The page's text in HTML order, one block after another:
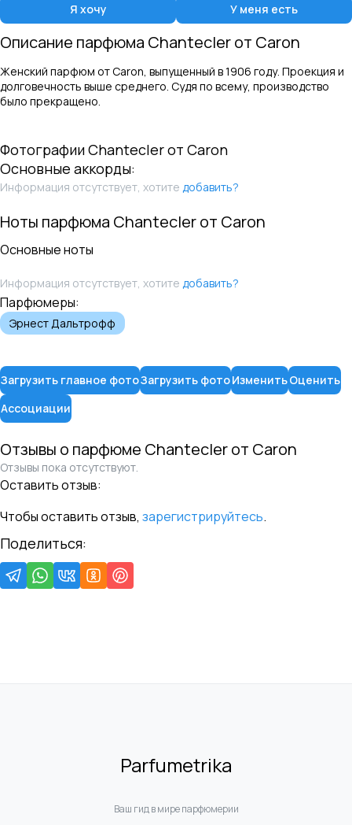
Я хочу У меня есть
Описание парфюма Chanteclerот Caron
Женский парфюм от Caron, выпущенный в 1906 году. Проекция и
долговечность выше среднего. Судя по всему, производство
было прекращено.
ФотографииChanteclerот Caron
Основные аккорды:
Информация отсутствует, хотите добавить?
Ноты парфюма Chanteclerот Caron
Основные ноты
Информация отсутствует, хотите добавить?
Парфюмеры:
Эрнест Дальтрофф
Загрузить главное фотоЗагрузить фотоИзменитьОценить
Ассоциации
Отзывы о парфюме Chanteclerот Caron
Отзывы пока отсутствуют.
Оставить отзыв:
Чтобы оставить отзыв, зарегистрируйтесь.
Поделиться:
Parfumetrika
Ваш гид в мире парфюмерии